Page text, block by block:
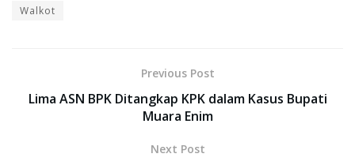
Walkot
Previous Post
Lima ASN BPK Ditangkap KPK dalam Kasus Bupati
Muara Enim
Next Post